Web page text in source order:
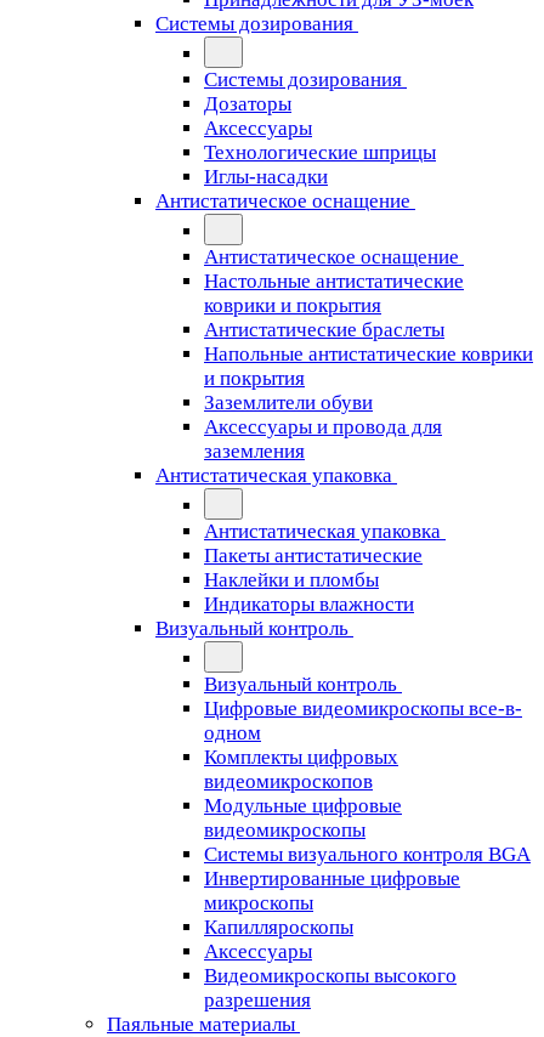
Системы дозирования
Системы дозирования
Дозаторы
Аксессуары
Технологические шприцы
Иглы-насадки
Антистатическое оснащение
Антистатическое оснащение
Настольные антистатические
коврики и покрытия
Антистатические браслеты
Напольные антистатические коврики
и покрытия
Заземлители обуви
Аксессуары и провода для
заземления
Антистатическая упаковка
Антистатическая упаковка
Пакеты антистатические
Наклейки и пломбы
Индикаторы влажности
Визуальный контроль
Визуальный контроль
Цифровые видеомикроскопы все-в-
одном
Комплекты цифровых
видеомикроскопов
Модульные цифровые
видеомикроскопы
Cистемы визуального контроля BGA
Инвертированные цифровые
микроскопы
Капилляроскопы
Аксессуары
Видеомикроскопы высокого
разрешения
Паяльные материалы